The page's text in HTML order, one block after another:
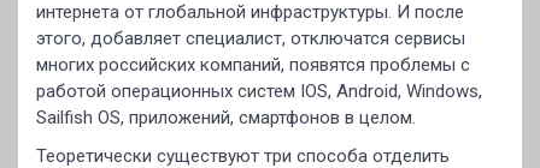
интернета от глобальной инфраструктуры. И после
этого, добавляет специалист, отключатся сервисы
многих российских компаний, появятся проблемы с
работой операционных систем IOS, Android, Windows,
Sailfish OS, приложений, смартфонов в целом.
Теоретически существуют три способа отделить